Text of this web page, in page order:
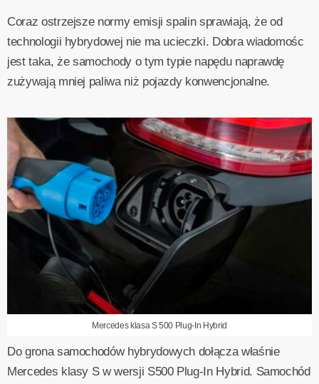
Coraz ostrzejsze normy emisji spalin sprawiają, że od
technologii hybrydowej nie ma ucieczki. Dobra wiadomośc
jest taka, że samochody o tym typie napędu naprawdę
zużywają mniej paliwa niż pojazdy konwencjonalne.
Mercedes klasa S 500 Plug-In Hybrid
Do grona samochodów hybrydowych dołącza właśnie
Mercedes klasy S w wersji S500 Plug-In Hybrid. Samochód